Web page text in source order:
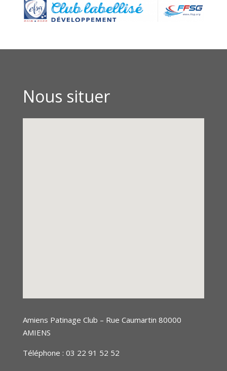
Nous situer
Amiens Patinage Club – Rue Caumartin 80000
AMIENS
Téléphone : 03 22 91 52 52